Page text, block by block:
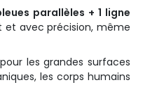
parallèles + 1 ligne
et avec précision, même
les grandes surfaces
les corps humains